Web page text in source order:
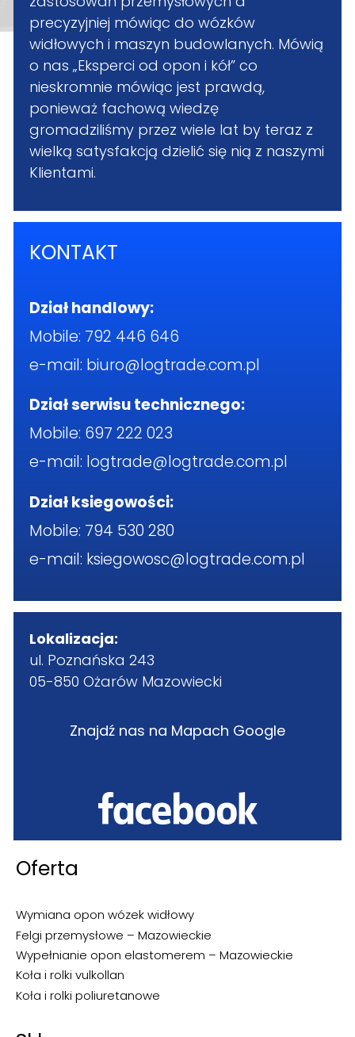
precyzyjniej mówiąc do wózków
widłowych i maszyn budowlanych. Mówią
o nas „Eksperci od opon i kół” co
nieskromnie mówiąc jest prawdą,
ponieważ fachową wiedzę
gromadziliśmy przez wiele lat by teraz z
wielką satysfakcją dzielić się nią z naszymi
Klientami.
KONTAKT
Dział handlowy:
Mobile: 792 446 646
e-mail: biuro@logtrade.com.pl
Dział serwisu technicznego:
Mobile: 697 222 023
e-mail: logtrade@logtrade.com.pl
Dział ksiegowości:
Mobile: 794 530 280
e-mail: ksiegowosc@logtrade.com.pl
Lokalizacja:
ul. Poznańska 243
05-850 Ożarów Mazowiecki
Znajdź nas na Mapach Google
Oferta
Wymiana opon wózek widłowy
Felgi przemysłowe – Mazowieckie
Wypełnianie opon elastomerem – Mazowieckie
Koła i rolki vulkollan
Koła i rolki poliuretanowe